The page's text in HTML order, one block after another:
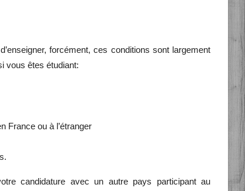
forcément, ces conditions sont largement
vous êtes étudiant:
France ou à l’étranger
candidature avec un autre pays participant au